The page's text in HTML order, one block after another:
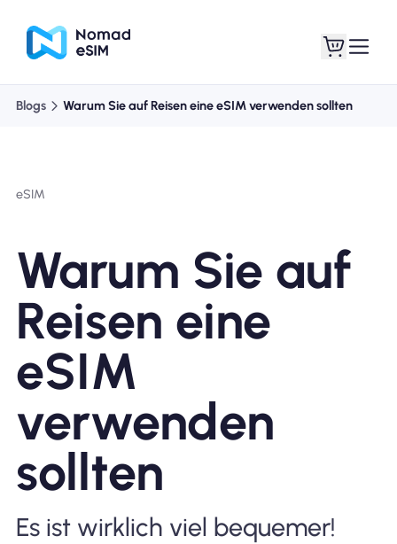
Shop-Tarife
Über eSIM
Warum Nomad eSIM
Verwendung einer eSIM
Blogs Warum Sie auf Reisen eine eSIM verwenden sollten
eSIM
Warum Sie auf
Reisen eine
eSIM
verwenden
sollten
Es ist wirklich viel bequemer!